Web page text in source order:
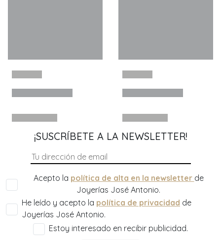
¡SUSCRÍBETE A LA NEWSLETTER!
Acepto la política de alta en la newsletter de
Joyerías José Antonio.
He leído y acepto la política de privacidad de
Joyerías José Antonio.
Estoy interesado en recibir publicidad.